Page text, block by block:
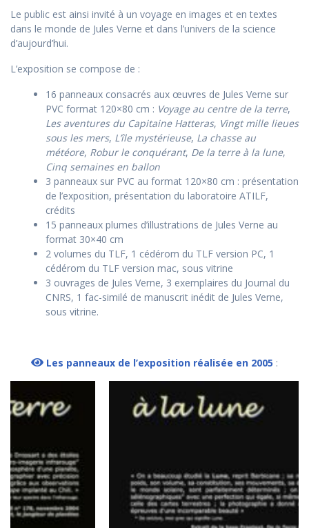
Le public est ainsi invité à un voyage en images et en textes
dans le monde de Jules Verne et dans l’univers de la science
d’aujourd’hui.
L’exposition se compose de :
16 panneaux consacrés aux œuvres de Jules Verne sur
PVC format 120×80 cm : Voyage au centre de la terre,
Les aventures du Capitaine Hatteras, Vingt mille lieues
sous les mers, L’île mystérieuse, La chasse au
météore, Robur le conquérant, De la terre à la lune,
Cinq semaines en ballon
3 panneaux sur PVC au format 120×80 cm : présentation
de l’exposition, présentation du laboratoire ATILF,
crédits
15 panneaux plumes d’illustrations de Jules Verne au
format 30×40 cm
2 volumes du TLF, 1 cédérom du TLF version PC, 1
cédérom du TLF version mac, sous vitrine
3 ouvrages de Jules Verne, 3 exemplaires du Journal du
CNRS, 1 fac-similé de manuscrit inédit de Jules Verne,
sous vitrine.
Les panneaux de l’exposition réalisée en 2005 :